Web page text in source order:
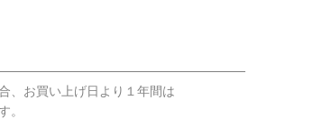
、お買い上げ日より１年間は
。